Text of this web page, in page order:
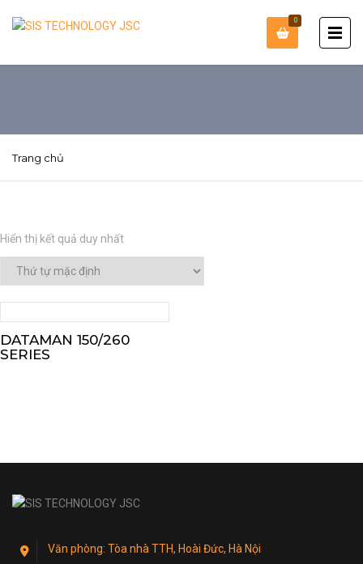
0
Trang chủ
Hiển thị kết quả duy nhất
DATAMAN 150/260
SERIES
Văn phòng: Tòa nhà TTH, Hoài Đức, Hà Nội